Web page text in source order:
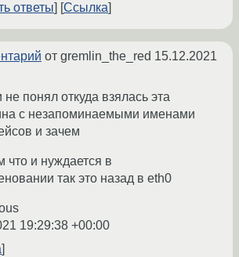
ответы Ссылка
от gremlin_the_red 15.12.2021
не понял откуда взялась эта
с незапоминаемыми именами
и зачем
что и нуждается в
так это назад в eth0
19:29:38 +00:00